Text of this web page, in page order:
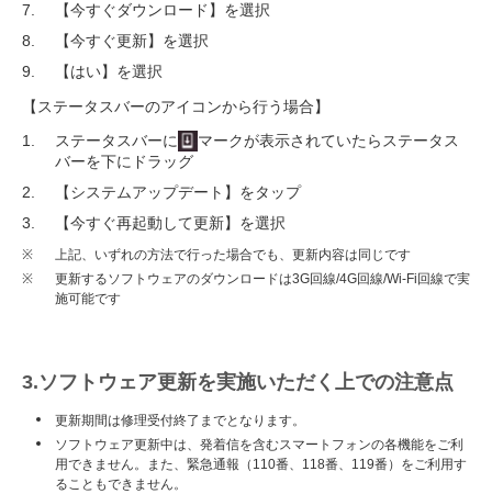
【今すぐダウンロード】を選択
【今すぐ更新】を選択
【はい】を選択
【ステータスバーのアイコンから行う場合】
ステータスバーに
マークが表示されていたらステータス
バーを下にドラッグ
【システムアップデート】をタップ
【今すぐ再起動して更新】を選択
※
上記、いずれの方法で行った場合でも、更新内容は同じです
※
更新するソフトウェアのダウンロードは3G回線/4G回線/Wi-Fi回線で実
施可能です
3.ソフトウェア更新を実施いただく上での注意点
更新期間は修理受付終了までとなります。
ソフトウェア更新中は、発着信を含むスマートフォンの各機能をご利
用できません。また、緊急通報（110番、118番、119番）をご利用す
ることもできません。